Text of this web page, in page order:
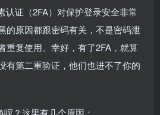
认证（2FA）对保护登录安全非常
的原因都跟密码有关，不是密码泄
重复使用。幸好，有了2FA，就算
有第二重验证，他们也进不了你的
？这里有几个原因：